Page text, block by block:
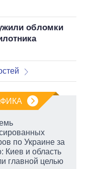
обломки
по Украине за
Киев и область
главной целью